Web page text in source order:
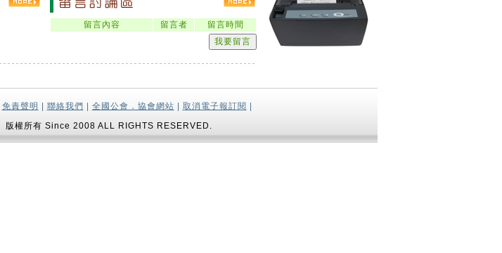
留言內容 留言者 留言時間
免責聲明 聯絡我們 全國公會．協會網站 取消電子報訂閱
版權所有 Since 2008 ALL RIGHTS RESERVED.